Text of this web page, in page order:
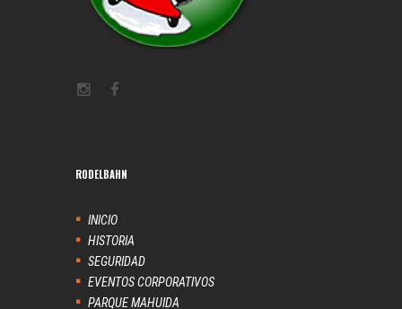
RODELBAHN
INICIO
HISTORIA
SEGURIDAD
EVENTOS CORPORATIVOS
PARQUE MAHUIDA